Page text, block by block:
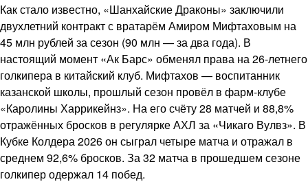
Как стало известно, «Шанхайские Драконы» заключили
двухлетний контракт с вратарём Амиром Мифтаховым на
45 млн рублей за сезон (90 млн — за два года). В
настоящий момент «Ак Барс» обменял права на 26-летнего
голкипера в китайский клуб. Мифтахов — воспитанник
казанской школы, прошлый сезон провёл в фарм-клубе
«Каролины Харрикейнз». На его счёту 28 матчей и 88,8%
отражённых бросков в регулярке АХЛ за «Чикаго Вулвз». В
Кубке Колдера 2026 он сыграл четыре матча и отражал в
среднем 92,6% бросков. За 32 матча в прошедшем сезоне
голкипер одержал 14 побед.